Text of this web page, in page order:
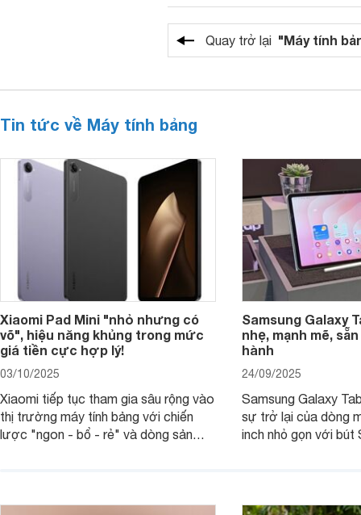
Quay trở lại "Máy tính
Tin tức về Máy tính bảng
Xiaomi Pad Mini "nhỏ nhưng có
võ", hiệu năng khủng trong mức
giá tiền cực hợp lý!
03/10/2025
Xiaomi tiếp tục tham gia sâu rộng vào
thị trường máy tính bảng với chiến
lược "ngon - bổ - rẻ" và dòng sản
hội tụ những trang bị cao cấp hàng
Samsung Galaxy
nhẹ, mạnh mẽ,
hành
24/09/2025
Samsung Galaxy
sự trở lại của dòng
inch nhỏ gọn với bút
thực sự đáng giá?